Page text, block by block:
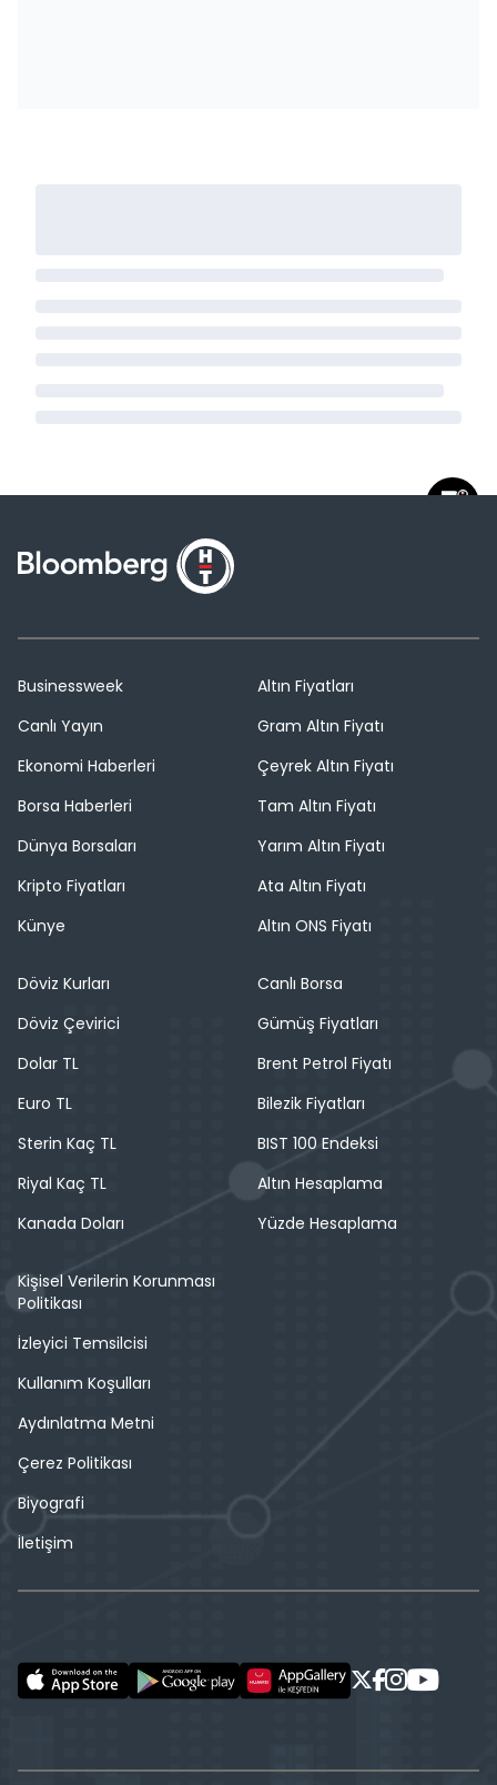
Businessweek
Canlı Yayın
Ekonomi Haberleri
Borsa Haberleri
Dünya Borsaları
Kripto Fiyatları
Künye
Altın Fiyatları
Gram Altın Fiyatı
Çeyrek Altın Fiyatı
Tam Altın Fiyatı
Yarım Altın Fiyatı
Ata Altın Fiyatı
Altın ONS Fiyatı
Döviz Kurları
Döviz Çevirici
Dolar TL
Euro TL
Sterin Kaç TL
Riyal Kaç TL
Kanada Doları
Canlı Borsa
Gümüş Fiyatları
Brent Petrol Fiyatı
Bilezik Fiyatları
BIST 100 Endeksi
Altın Hesaplama
Yüzde Hesaplama
Kişisel Verilerin Korunması
Politikası
İzleyici Temsilcisi
Kullanım Koşulları
Aydınlatma Metni
Çerez Politikası
Biyografi
İletişim